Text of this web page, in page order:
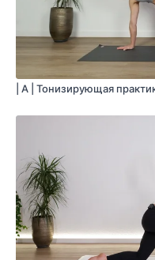
| A | Тонизирующая